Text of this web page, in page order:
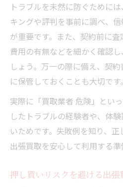
トラブルを未然に防ぐために
キングや評判を事前に調べ、
が重要です。また、契約前に
費用の有無などを細かく確認
しょう。万一の際に備え、契
に保管しておくことも大切です。
実際に「買取業者 危険」とい
したトラブルの経験者や、体
いためです。失敗例を知り、正
出張買取を安心して利用する準
押し買いリスクを避ける出張